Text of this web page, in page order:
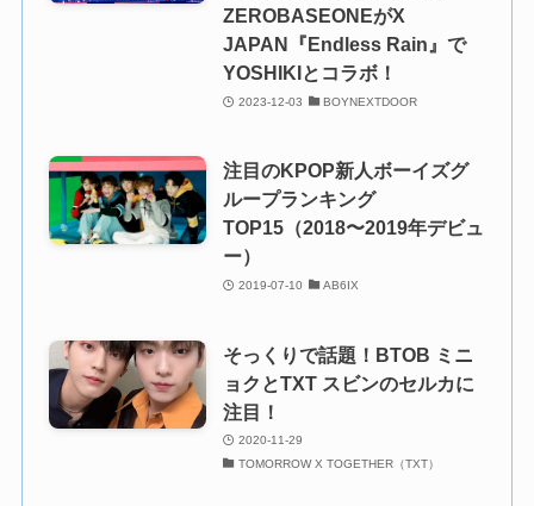
ZEROBASEONEがX
JAPAN『Endless Rain』で
YOSHIKIとコラボ！
2023-12-03 BOYNEXTDOOR
注目のKPOP新人ボーイズグ
ループランキング
TOP15（2018〜2019年デビュ
ー）
2019-07-10 AB6IX
そっくりで話題！BTOB ミニ
ョクとTXT スビンのセルカに
注目！
2020-11-29
TOMORROW X TOGETHER（TXT）